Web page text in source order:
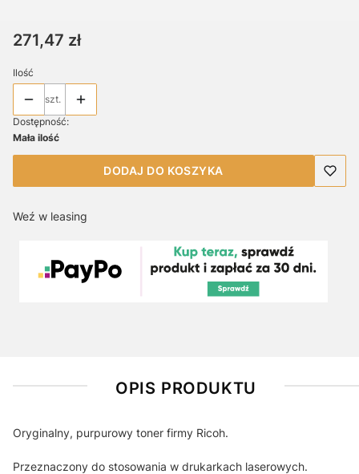
Cena
271,47 zł
Ilość
szt.
Dostępność:
Mała ilość
DODAJ DO KOSZYKA
Weź w leasing
OPIS PRODUKTU
Oryginalny, purpurowy toner firmy Ricoh.
Przeznaczony do stosowania w drukarkach laserowych.